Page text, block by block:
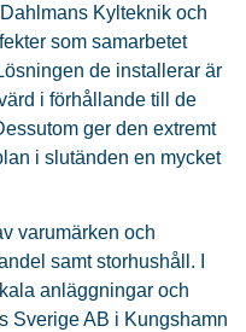
Kylteknik och
som samarbetet
de installerar är
i förhållande till de
ger den extremt
i slutänden en mycket
varumärken och
samt storhushåll. I
anläggningar och
Sverige AB i Kungshamn